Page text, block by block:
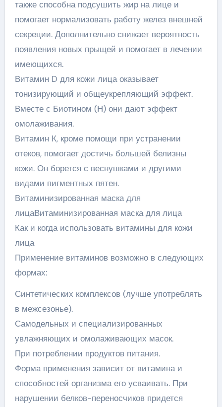
также способна подсушить жир на лице и
помогает нормализовать работу желез внешней
секреции. Дополнительно снижает вероятность
появления новых прыщей и помогает в лечении
имеющихся.
Витамин D для кожи лица оказывает
тонизирующий и общеукрепляющий эффект.
Вместе с Биотином (Н) они дают эффект
омолаживания.
Витамин К, кроме помощи при устранении
отеков, помогает достичь большей белизны
кожи. Он борется с веснушками и другими
видами пигментных пятен.
Витаминизированная маска для
лицаВитаминизированная маска для лица
Как и когда использовать витамины для кожи
лица
Применение витаминов возможно в следующих
формах:
Синтетических комплексов (лучше употреблять
в межсезонье).
Самодельных и специализированных
увлажняющих и омолаживающих масок.
При потреблении продуктов питания.
Форма применения зависит от витамина и
способностей организма его усваивать. При
нарушении белков-переносчиков придется